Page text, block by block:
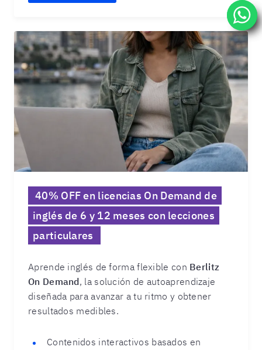
40% OFF en licencias On Demand de
inglés de 6 y 12 meses con lecciones
particulares
Aprende inglés de forma flexible con Berlitz
On Demand, la solución de autoaprendizaje
diseñada para avanzar a tu ritmo y obtener
resultados medibles.
Contenidos interactivos basados en